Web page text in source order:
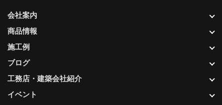
会社案内
商品情報
施工例
ブログ
工務店・建築会社紹介
イベント